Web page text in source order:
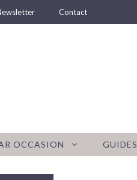
Contact
OCCASION GUIDES